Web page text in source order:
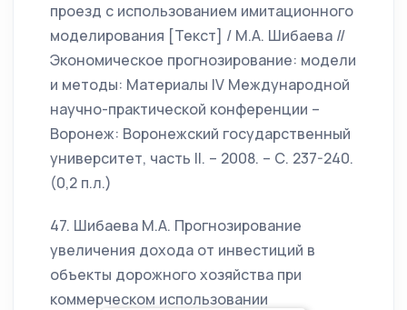
проезд с использованием имитационного
моделирования [Текст] / М.А. Шибаева //
Экономическое прогнозирование: модели
и методы: Материалы IV Международной
научно-практической конференции –
Воронеж: Воронежский государственный
университет, часть II. – 2008. – С. 237-240.
(0,2 п.л.)
47. Шибаева М.А. Прогнозирование
увеличения дохода от инвестиций в
объекты дорожного хозяйства при
коммерческом использовании